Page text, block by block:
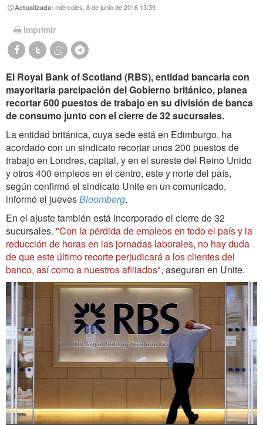
Actualizada:miércoles, 8 de junio de 2016 13:39
Imprimir
El Royal Bank of Scotland (RBS), entidad bancaria con
mayoritaria parcipación del Gobierno británico, planea
recortar 600 puestos de trabajo en su división de banca
de consumo junto con el cierre de 32 sucursales.
La entidad británica, cuya sede está en Edimburgo, ha
acordado con un sindicato recortar unos 200 puestos de
trabajo en Londres, capital, y en el sureste del Reino Unido
y otros 400 empleos en el centro, este y norte del país,
según confirmó el sindicato Unite en un comunicado,
informó el juevesBloomberg.
En el ajuste también está incorporado el cierre de 32
sucursales. "Con la pérdida de empleos en todo el país y la
reducción de horas en las jornadas laborales, no hay duda
de que este último recorte perjudicará a los clientes del
banco, así como a nuestros afiliados", aseguran en Unite.